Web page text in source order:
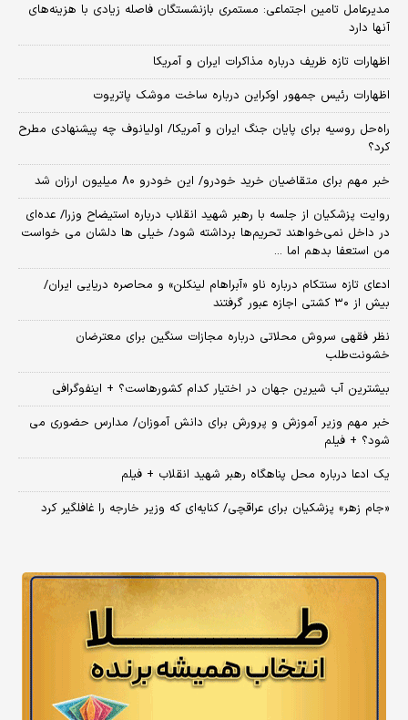
مدیرعامل تامین اجتماعی: مستمری بازنشستگان فاصله زیادی با هزینه‌های
آنها دارد
اظهارات تازه ظریف درباره مذاکرات ایران و آمریکا
اظهارات رئیس جمهور اوکراین درباره ساخت موشک پاتریوت
راه‌حل روسیه برای پایان جنگ ایران و آمریکا/ اولیانوف چه پیشنهادی مطرح
کرد؟
خبر مهم برای متقاضیان خرید خودرو/ این خودرو ۸۰ میلیون ارزان شد
روایت پزشکیان از جلسه با رهبر شهید انقلاب درباره استیضاح وزرا/ عده‌ای
در داخل نمی‌خواهند تحریم‌ها برداشته شود/ خیلی ها دلشان می خواست
من استعفا بدهم اما ...
ادعای تازه سنتکام درباره ناو «آبراهام لینکلن» و محاصره دریایی ایران/
بیش از ۳۰ کشتی اجازه عبور گرفتند
نظر فقهی سروش محلاتی درباره مجازات سنگین برای معترضان
خشونت‌طلب
بیشترین آب شیرین جهان در اختیار کدام کشورهاست؟ + اینفوگرافی
خبر مهم وزیر آموزش و پرورش برای دانش آموزان/ مدارس حضوری می
شود؟ + فیلم
یک ادعا درباره محل پناهگاه‌ رهبر شهید انقلاب + فیلم
«جام زهر» پزشکیان برای عراقچی/ کنایه‌ای که وزیر خارجه را غافلگیر کرد